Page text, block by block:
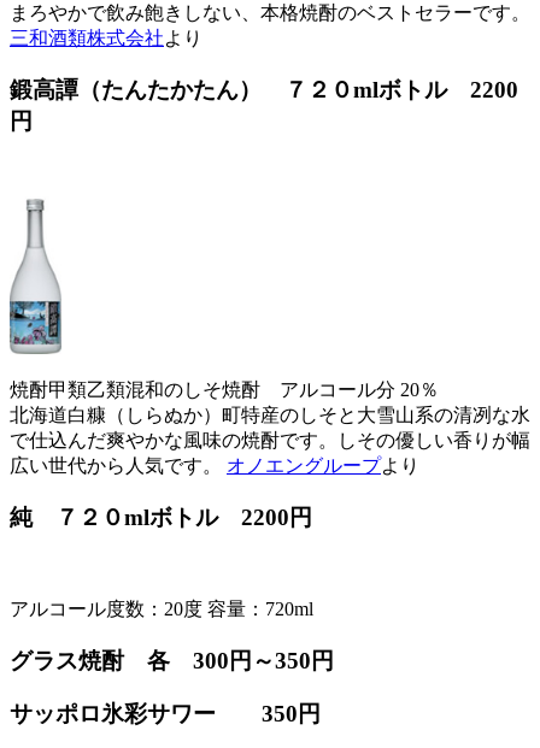
まろやかで飲み飽きしない、本格焼酎のベストセラーです。
三和酒類株式会社より
鍛高譚（たんたかたん） ７２０mlボトル2200
円
焼酎甲類乙類混和のしそ焼酎 アルコール分 20％
北海道白糠（しらぬか）町特産のしそと大雪山系の清冽な水
で仕込んだ爽やかな風味の焼酎です。しその優しい香りが幅
広い世代から人気です。 オノエングループより
純 ７２０mlボトル2200円
アルコール度数：20度 容量：720ml
グラス焼酎 各 300円～350円
サッポロ氷彩サワー 350円